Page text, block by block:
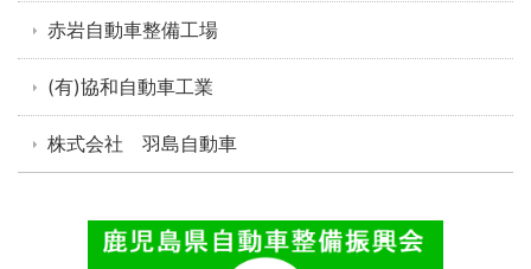
赤岩自動車整備工場
(有)協和自動車工業
株式会社 羽島自動車